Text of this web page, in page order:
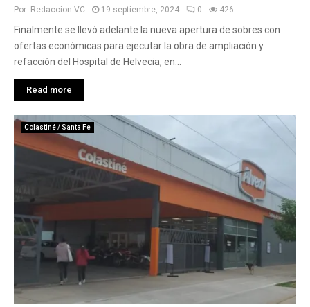
Por: Redaccion VC 19 septiembre, 2024 0 426
Finalmente se llevó adelante la nueva apertura de sobres con
ofertas económicas para ejecutar la obra de ampliación y
refacción del Hospital de Helvecia, en...
Read more
Colastiné / Santa Fe